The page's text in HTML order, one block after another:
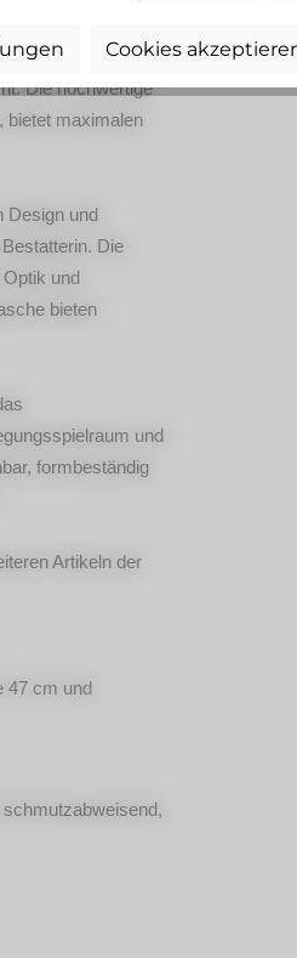
Die hochwertige
bietet maximalen
Design und
Die
und
bieten
und
formbeständig
Artikeln der
47 cm und
Cookies